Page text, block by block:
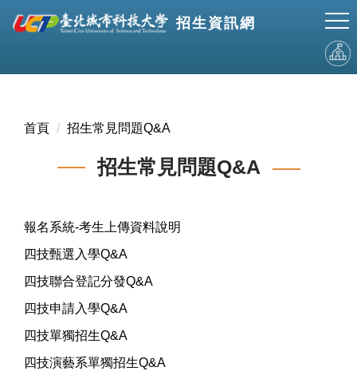
跳
到
招生資訊網
首頁 招生常見問題Q&A
招生常見問題Q&A
報名系統-考生上傳資料說明
四技甄選入學Q&A
四技聯合登記分發Q&A
四技申請入學Q&A
四技單獨招生Q&A
四技演藝系單獨招生Q&A